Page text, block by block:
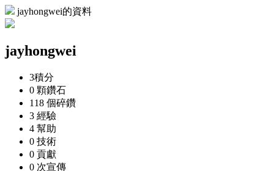
jayhongwei的資料
jayhongwei
3積分
0 顆鑽石
118 個碎鑽
3 經驗
4 幫助
0 技術
0 貢獻
0 次宣傳